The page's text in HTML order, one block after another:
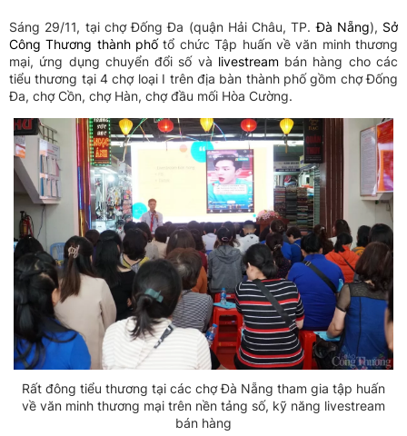
Sáng 29/11, tại chợ Đống Đa (quận Hải Châu, TP.Đà Nẵng), Sở
Công Thương thành phốtổ chức Tập huấn về văn minh thương
mại, ứng dụng chuyển đổi số và livestreambán hàng cho các
tiểu thương tại 4 chợ loại I trên địa bàn thành phố gồm chợ Đống
Đa, chợ Cồn, chợ Hàn, chợ đầu mối Hòa Cường.
Rất đông tiểu thương tại các chợ Đà Nẵng tham gia tập huấn
về văn minh thương mại trên nền tảng số, kỹ năng livestream
bán hàng